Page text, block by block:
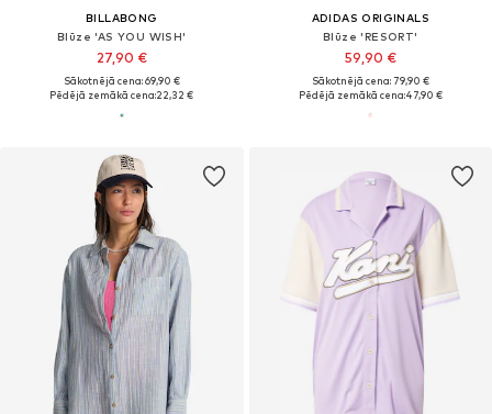
BILLABONG
Blūze 'AS YOU WISH'
27,90 €
Sākotnējā cena: 69,90 €
Pēdējā zemākā cena:22,32 €
ADIDAS ORIGINALS
Blūze 'RESORT'
59,90 €
Sākotnējā cena: 79,90 €
Pēdējā zemākā cena:47,90 €